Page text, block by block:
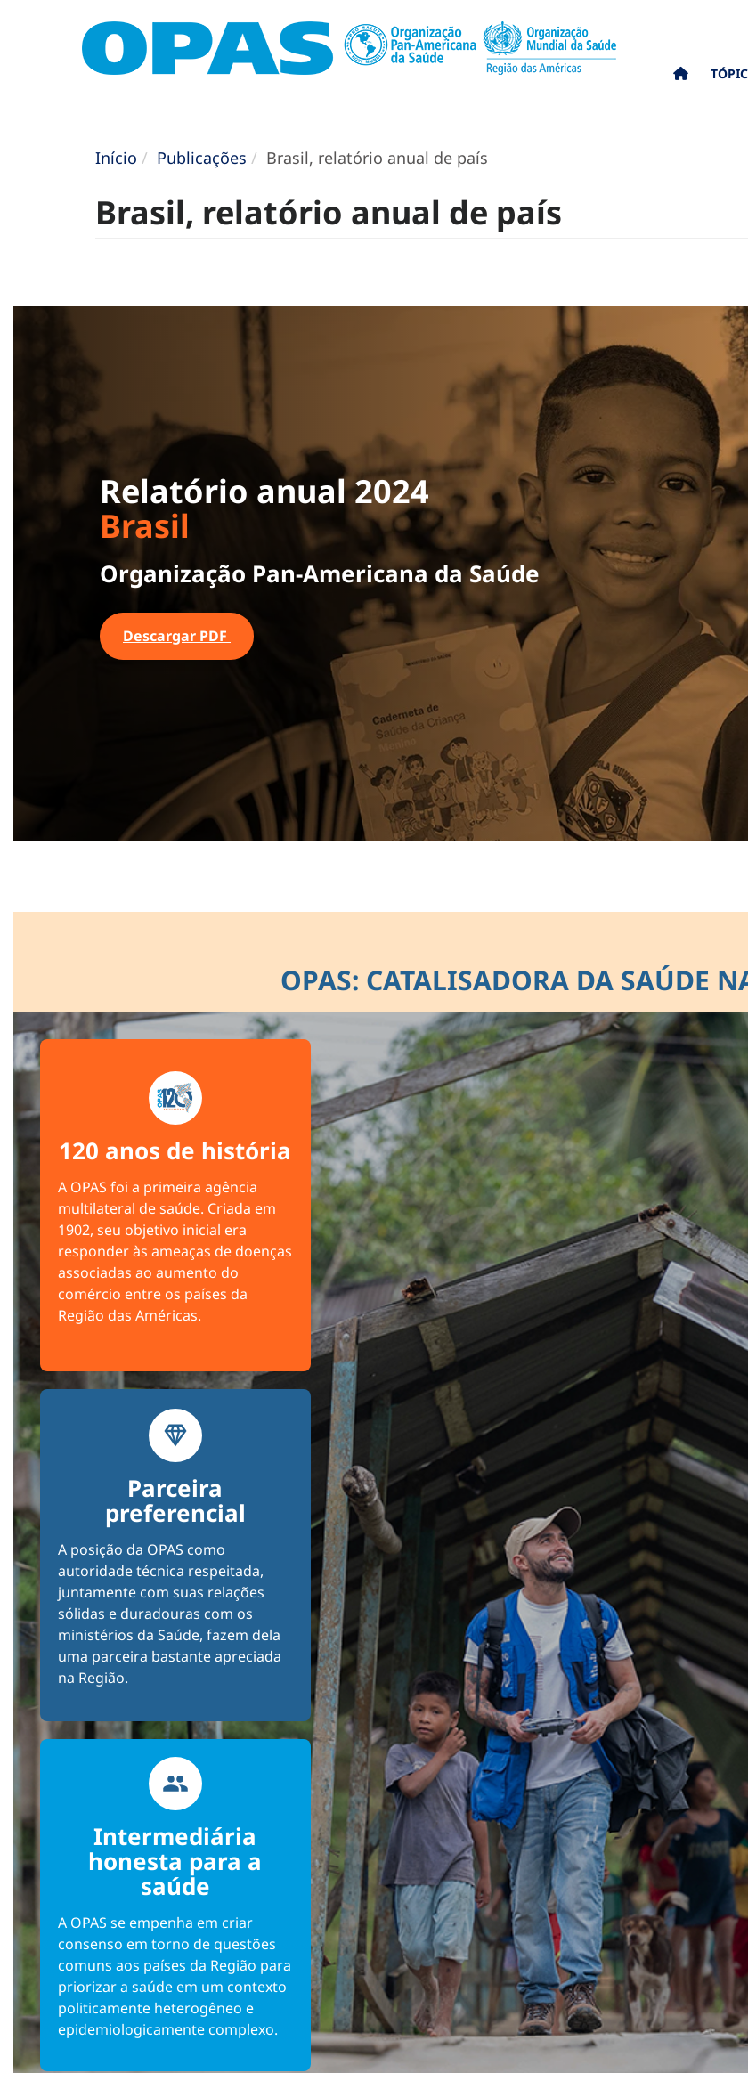
Início Publicações Brasil, relatório anual de país
Brasil, relatório anual de país
Relatório anual 2024
Brasil
Organização Pan-Americana da Saúde
Descargar PDF
OPAS: CATALISADORA DA SAÚDE
120 anos de história
A OPAS foi a primeira agência
multilateral de saúde. Criada em
1902, seu objetivo inicial era
responder às ameaças de doenças
associadas ao aumento do
comércio entre os países da
Região das Américas.
Parceira
preferencial
A posição da OPAS como
autoridade técnica respeitada,
juntamente com suas relações
sólidas e duradouras com os
ministérios da Saúde, fazem dela
uma parceira bastante apreciada
na Região.
Intermediária
honesta para a
saúde
A OPAS se empenha em criar
consenso em torno de questões
comuns aos países da Região para
priorizar a saúde em um contexto
politicamente heterogêneo e
epidemiologicamente complexo.